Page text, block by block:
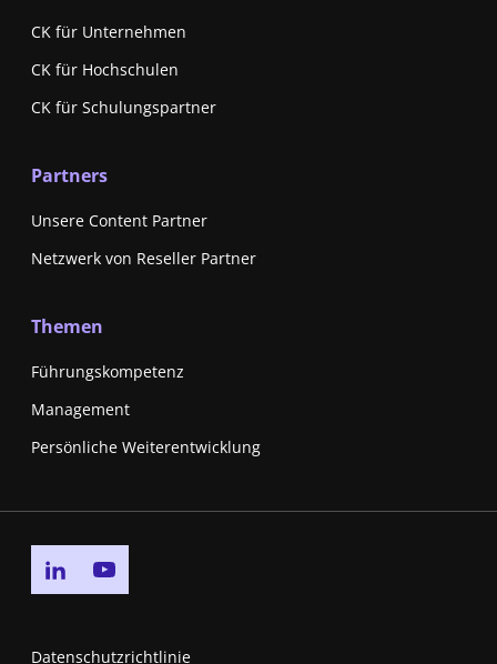
CK für Unternehmen
CK für Hochschulen
CK für Schulungspartner
Partners
Unsere Content Partner
Netzwerk von Reseller Partner
Themen
Führungskompetenz
Management
Persönliche Weiterentwicklung
Go to linkedin page
Datenschutzrichtlinie